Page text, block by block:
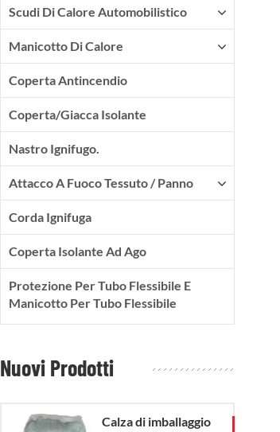
Scudi Di Calore Automobilistico
Manicotto Di Calore
Coperta Antincendio
Coperta/Giacca Isolante
Nastro Ignifugo.
Attacco A Fuoco Tessuto / Panno
Corda Ignifuga
Coperta Isolante Ad Ago
Protezione Per Tubo Flessibile E
Manicotto Per Tubo Flessibile
Nuovi Prodotti
Calza di imballaggio